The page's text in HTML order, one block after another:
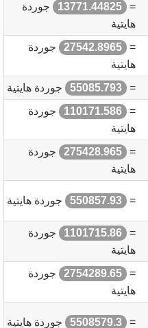
=
13771.44825
جوردة
هايتية
=
27542.8965
جوردة
هايتية
=
55085.793 جوردة هايتية
=
110171.586
جوردة
هايتية
=
275428.965
جوردة
هايتية
=
550857.93 جوردة هايتية
=
1101715.86
جوردة
هايتية
=
2754289.65
جوردة
هايتية
=
5508579.3 جوردة هايتية